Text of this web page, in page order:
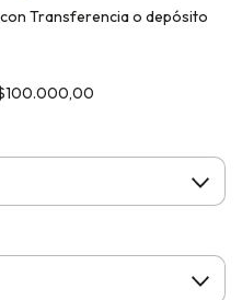
Transferencia o depósito